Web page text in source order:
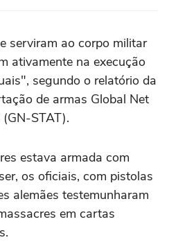
serviram ao corpo militar
ativamente na execução
segundo o relatório da
de armas Global Net
STAT).
estava armada com
os oficiais, com pistolas
alemães testemunharam
em cartas